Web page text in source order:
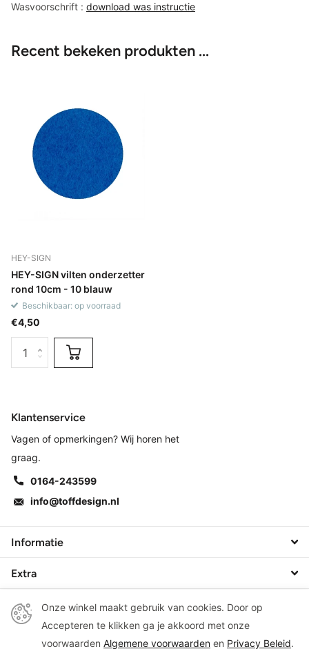
Wasvoorschrift : download was instructie
Recent bekeken produkten ...
HEY-SIGN
HEY-SIGN vilten onderzetter
rond 10cm - 10 blauw
Beschikbaar: op voorraad
€4,50
Klantenservice
Vagen of opmerkingen? Wij horen het
graag.
0164-243599
info@toffdesign.nl
Informatie
Extra
©2026Toff Design, living & gifts
Onze winkel maakt gebruik van cookies. Door op
Accepteren te klikken ga je akkoord met onze
voorwaarden Algemene voorwaarden en Privacy Beleid.